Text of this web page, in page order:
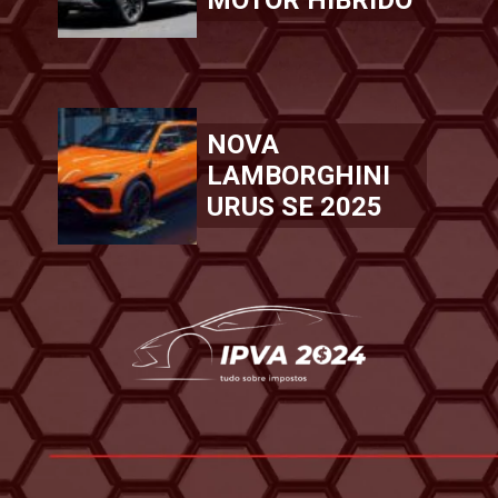
NOVA
LAMBORGHINI
URUS SE 2025